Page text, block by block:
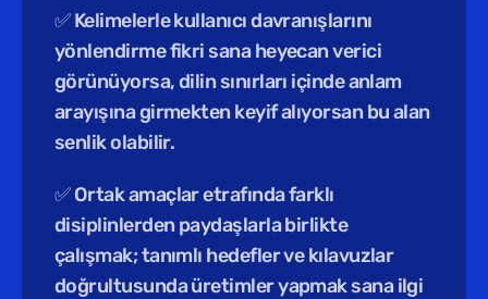
✅ Kelimelerle kullanıcı davranışlarını
yönlendirme fikri sana heyecan verici
görünüyorsa, dilin sınırları içinde anlam
arayışına girmekten keyif alıyorsan bu alan
senlik olabilir.
✅ Ortak amaçlar etrafında farklı
disiplinlerden paydaşlarla birlikte
çalışmak; tanımlı hedefler ve kılavuzlar
doğrultusunda üretimler yapmak sana ilgi